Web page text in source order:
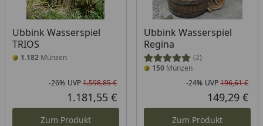
Ubbink Wasserspiel
TRIOS
1.182 Münzen
Rabatt in Prozent
-26%
Ursprünglicher Preis
UVP1.598,85 €
Aktueller Preis
1.181,55 €
Zum Produkt
Ubbink Wasserspiel
Regina
(2)
150Münzen
-24% UVP196,61 €
149,29 €
Zum Produkt